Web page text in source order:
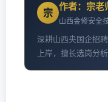
宗
作者：宗老
山西金修安全
深耕山西央国企招
上岸，擅长选岗分